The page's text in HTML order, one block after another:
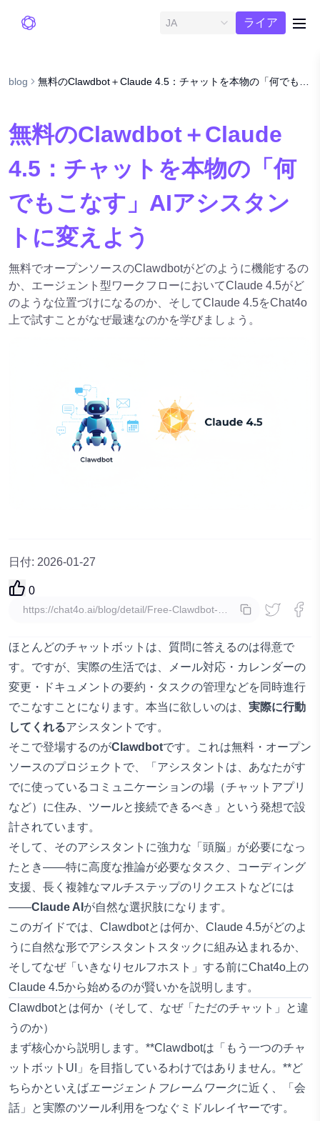
JA
ライア
blog
無料のClawdbot＋Claude
4.5：チャットを本物の「何
でもこなす」AIアシスタン
トに変えよう
無料でオープンソースのClawdbotがどのように機能するの
か、エージェント型ワークフローにおいてClaude 4.5がど
のような位置づけになるのか、そしてClaude 4.5をChat4o
上で試すことがなぜ最速なのかを学びましょう。
日付: 2026-01-27
0
コピー
ほとんどのチャットボットは、質問に答えるのは得意で
す。ですが、実際の生活では、メール対応・カレンダーの
変更・ドキュメントの要約・タスクの管理などを同時進行
でこなすことになります。本当に欲しいのは、 実際に行動
してくれるアシスタントです。
そこで登場するのがClawdbotです。これは無料・オープン
ソースのプロジェクトで、「アシスタントは、あなたがす
でに使っているコミュニケーションの場（チャットアプリ
など）に住み、ツールと接続できるべき」という発想で設
計されています。
そして、そのアシスタントに強力な「頭脳」が必要になっ
たとき――特に高度な推論が必要なタスク、コーディング
支援、長く複雑なマルチステップのリクエストなどには
――Claude AI が自然な選択肢になります。
このガイドでは、Clawdbotとは何か、Claude 4.5がどのよ
うに自然な形でアシスタントスタックに組み込まれるか、
そしてなぜ「いきなりセルフホスト」する前にChat4o上の
Claude 4.5から始めるのが賢いかを説明します。
Clawdbotとは何か（そして、なぜ「ただのチャット」と違
うのか）
まず核心から説明します。**Clawdbotは「もう一つのチャ
ットボットUI」を目指しているわけではありません。**ど
ちらかといえばエージェントフレームワークに近く、「会
話」と実際のツール利用をつなぐミドルレイヤーです。